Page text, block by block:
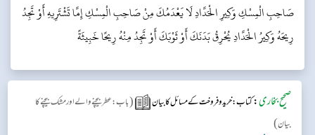
صَاحِبِ الْمِسْكِ وَكِيرِ الْحَدَّادِ لَا يَعْدَمُكَ مِنْ صَاحِبِ الْمِسْكِ إِمَّا تَشْتَرِيهِ أَوْ تَجِدُ
رِيحَهُ وَكِيرُ الْحَدَّادِ يُحْرِقُ بَدَنَكَ أَوْ ثَوْبَكَ أَوْ تَجِدُ مِنْهُ رِيحًا خَبِيثَةً
صحیح بخاری:کتاب: خرید و فروخت کے مسائل کا بیان (باب : عطر بیچنے والے اور مشک بیچنے کا
بیان)